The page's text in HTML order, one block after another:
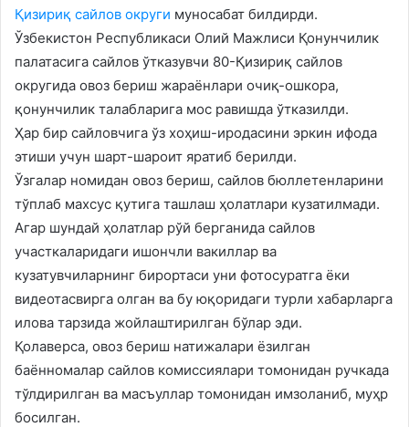
Қизириқ сайлов округи муносабат билдирди. ​
Ўзбекистон Республикаси Олий Мажлиси Қонунчилик
палатасига сайлов ўтказувчи 80-Қизириқ сайлов
округида овоз бериш жараёнлари очиқ-ошкора,
қонунчилик талабларига мос равишда ўтказилди.
Ҳар бир сайловчига ўз хоҳиш-иродасини эркин ифода
этиши учун шарт-шароит яратиб берилди.
Ўзгалар номидан овоз бериш, сайлов бюллетенларини
тўплаб махсус қутига ташлаш ҳолатлари кузатилмади.
Агар шундай ҳолатлар рўй берганида сайлов
участкаларидаги ишончли вакиллар ва
кузатувчиларнинг бирортаси уни фотосуратга ёки
видеотасвирга олган ва бу юқоридаги турли хабарларга
илова тарзида жойлаштирилган бўлар эди.
Қолаверса, овоз бериш натижалари ёзилган
баённомалар сайлов комиссиялари томонидан ручкада
тўлдирилган ва масъуллар томонидан имзоланиб, муҳр
босилган.